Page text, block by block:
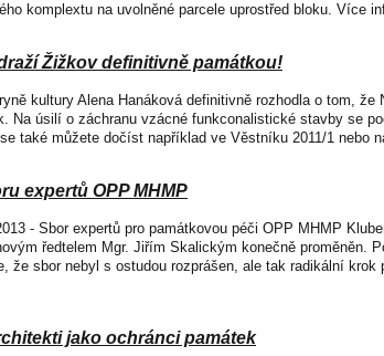
komplextu na uvolněné parcele uprostřed bloku. Více
Žižkov definitivně památkou!
kultury Alena Hanáková definitivně rozhodla o tom,
Na úsilí o záchranu vzácné funkconalistické stavby se
také můžete dočíst například ve Věstníku 2011/1 nebo
expertů OPP MHMP
- Sbor expertů pro památkovou péči OPP MHMP
ředtelem Mgr. Jiřím Skalickým konečně proměněn.
že sbor nebyl s ostudou rozprášen, ale tak radikální
jako ochránci památek